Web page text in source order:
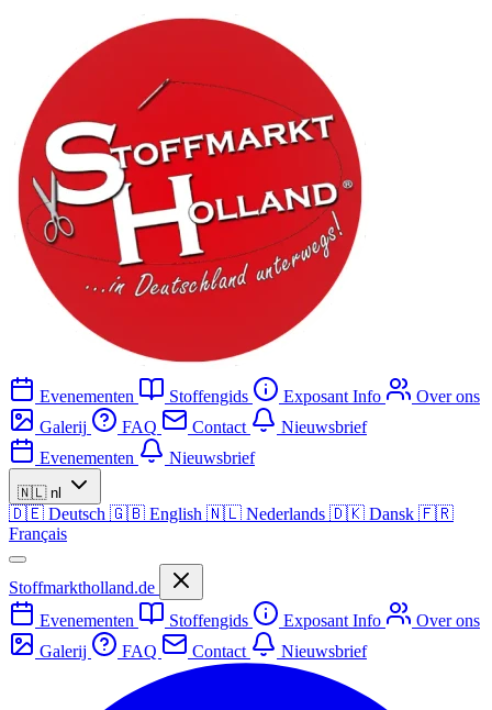
Evenementen Stoffengids Exposant Info
Over ons
Galerij
FAQ Contact
Nieuwsbrief
Evenementen
Nieuwsbrief
🇳🇱 nl
🇩🇪 Deutsch 🇬🇧 English 🇳🇱 Nederlands 🇩🇰 Dansk 🇫🇷
Français
Stoffmarktholland.de
Evenementen
Stoffengids Exposant Info
Over ons
Galerij
FAQ Contact Nieuwsbrief